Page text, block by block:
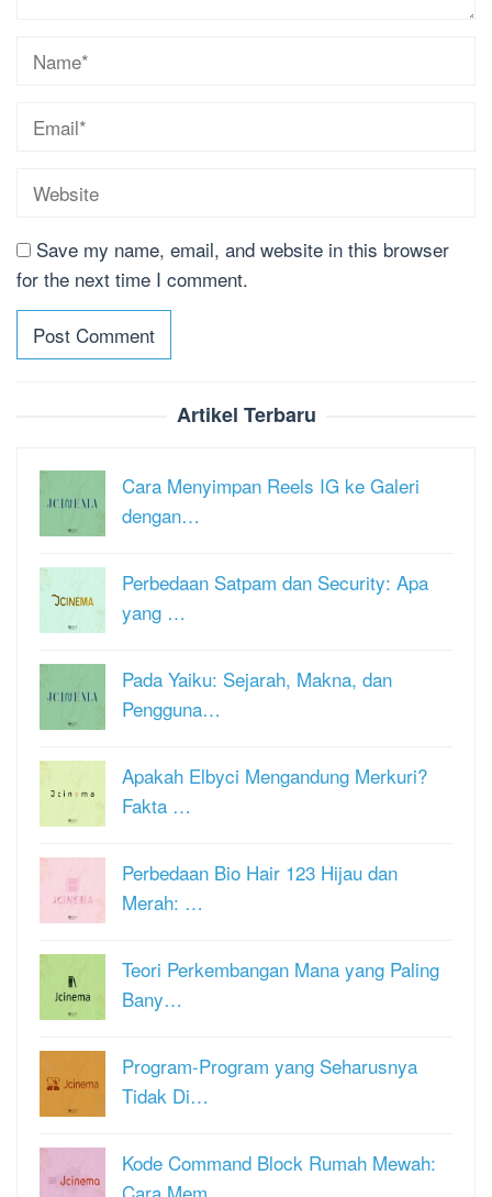
Save my name, email, and website in this browser
for the next time I comment.
Artikel Terbaru
Cara Menyimpan Reels IG ke Galeri
dengan…
Perbedaan Satpam dan Security: Apa
yang …
Pada Yaiku: Sejarah, Makna, dan
Pengguna…
Apakah Elbyci Mengandung Merkuri?
Fakta …
Perbedaan Bio Hair 123 Hijau dan
Merah: …
Teori Perkembangan Mana yang Paling
Bany…
Program-Program yang Seharusnya
Tidak Di…
Kode Command Block Rumah Mewah: